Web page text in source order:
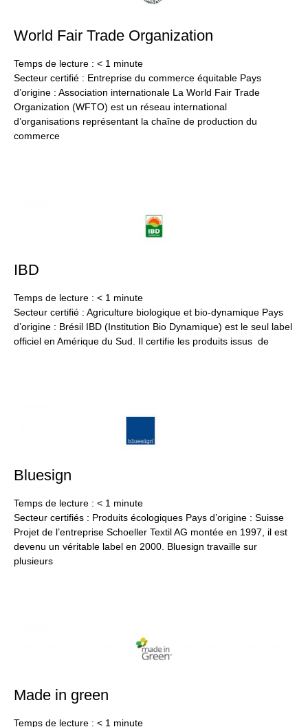
World Fair Trade Organization
Temps de lecture : < 1 minute
Secteur certifié : Entreprise du commerce équitable Pays
d’origine : Association internationale La World Fair Trade
Organization (WFTO) est un réseau international
d’organisations représentant la chaîne de production du
commerce
IBD
Temps de lecture : < 1 minute
Secteur certifié : Agriculture biologique et bio-dynamique Pays
d’origine : Brésil IBD (Institution Bio Dynamique) est le seul label
officiel en Amérique du Sud. Il certifie les produits issus de
Bluesign
Temps de lecture : < 1 minute
Secteur certifiés : Produits écologiques Pays d’origine : Suisse
Projet de l’entreprise Schoeller Textil AG montée en 1997, il est
devenu un véritable label en 2000. Bluesign travaille sur
plusieurs
Made in green
Temps de lecture : < 1 minute